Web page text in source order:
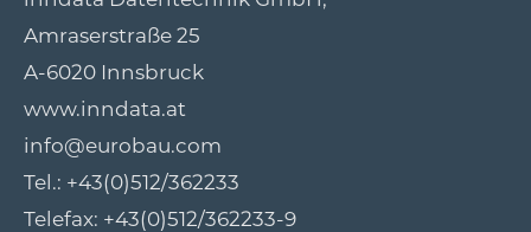
Amraserstraße 25
A-6020 Innsbruck
www.inndata.at
info@eurobau.com
Tel.: +43(0)512/362233
Telefax: +43(0)512/362233-9